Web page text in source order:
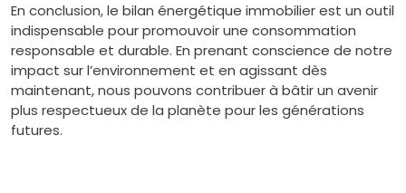
En conclusion, le bilan énergétique immobilier est un outil
indispensable pour promouvoir une consommation
responsable et durable. En prenant conscience de notre
impact sur l’environnement et en agissant dès
maintenant, nous pouvons contribuer à bâtir un avenir
plus respectueux de la planète pour les générations
futures.